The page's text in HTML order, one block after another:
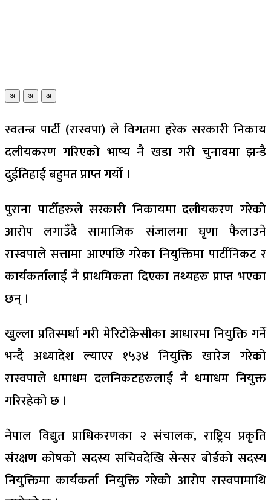
अ अ अ
स्वतन्त्र पार्टी (रास्वपा) ले विगतमा हरेक सरकारी निकाय
दलीयकरण गरिएको भाष्य नै खडा गरी चुनावमा झन्डै
दुईतिहाई बहुमत प्राप्त गर्यो ।
पुराना पार्टीहरुले सरकारी निकायमा दलीयकरण गरेको
आरोप लगाउँदै सामाजिक संजालमा घृणा फैलाउने
रास्वपाले सत्तामा आएपछि गरेका नियुक्तिमा पार्टीनिकट र
कार्यकर्तालाई नै प्राथमिकता दिएका तथ्यहरु प्राप्त भएका
छन् ।
खुल्ला प्रतिस्पर्धा गरी मेरिटोक्रेसीका आधारमा नियुक्ति गर्ने
भन्दै अध्यादेश ल्याएर १५३४ नियुक्ति खारेज गरेको
रास्वपाले धमाधम दलनिकटहरुलाई नै धमाधम नियुक्त
गरिरहेको छ ।
नेपाल विद्युत प्राधिकरणका २ संचालक, राष्ट्रिय प्रकृति
संरक्षण कोषको सदस्य सचिवदेखि सेन्सर बोर्डको सदस्य
नियुक्तिमा कार्यकर्ता नियुक्ति गरेको आरोप रास्वपामाथि